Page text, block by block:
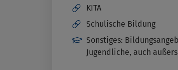
KITA
Schulische Bildung
Sonstiges:
Jugendliche, auch